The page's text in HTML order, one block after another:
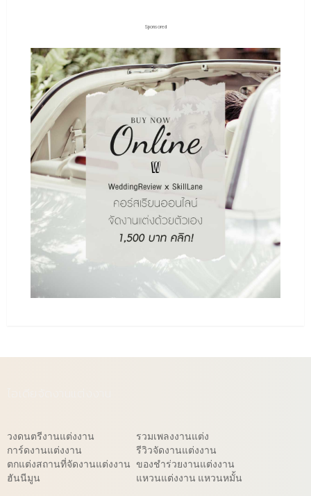
Sponsored
วงดนตรีงานแต่งงาน
การ์ดงานแต่งงาน
ตกแต่งสถานที่จัดงานแต่งงาน
ฮันนีมูน
รวมเพลงงานแต่ง
รีวิวจัดงานแต่งงาน
ของชำร่วยงานแต่งงาน
แหวนแต่งงาน แหวนหมั้น